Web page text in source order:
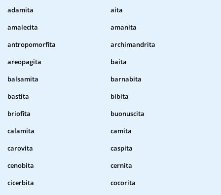
adamita
aita
amalecita
amanita
antropomorfita
archimandrita
areopagita
baita
balsamita
barnabita
bastita
bibita
briofita
buonuscita
calamita
camita
carovita
caspita
cenobita
cernita
cicerbita
cocorita